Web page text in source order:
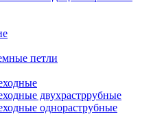
петли
двухрастррубные
однораструбные